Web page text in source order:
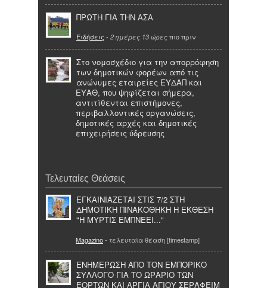
ΠΡΩΤΗ ΓΙΑ ΤΗΝ ΑΣΑ
Ειδήσεις - 2 ημέρες 13 ώρες πιο πριν
Στο νομοσχέδιο για την απορρόφηση
των δημοτικών φορέων από τις
ανώνυμες εταιρείες ΕΥΔΑΠ και
ΕΥΑΘ, που ψηφίζεται σήμερα,
αντιτίθενται επιστήμονες,
περιβαλλοντικές οργανώσεις,
δημοτικές αρχές και δημοτικές
επιχειρήσεις ύδρευσης
Τελευταίες Θεάσεις
ΕΓΚΑΙΝΙΑΖΕΤΑΙ ΣΤΙΣ 7/2 ΣΤΗ
ΔΗΜΟΤΙΚΗ ΠΙΝΑΚΟΘΗΚΗ Η ΕΚΘΕΣΗ
"Η ΜΥΡΤΙΣ ΕΜΠΝΕΕΙ..."
Magazino- τελευταία θέαση [timestamp]
ΕΝΗΜΕΡΩΣΗ ΑΠΟ ΤΟΝ ΕΜΠΟΡΙΚΟ
ΣΥΛΛΟΓΟ ΓΙΑ ΤΟ ΩΡΑΡΙΟ ΤΩΝ
ΕΟΡΤΩΝ ΚΑΙ ΑΡΓΙΑ ΑΓΙΟΥ ΣΕΡΑΦΕΙΜ